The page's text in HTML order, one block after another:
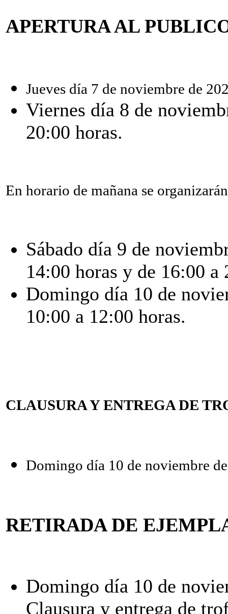
APERTURA AL
Jueves día 7 de noviembre de
Viernes día 8 de
20:00 horas.
En horario de mañana se
Sábado día 9 de
14:00 horas y de 16:00 a
Domingo día 10 de
10:00 a 12:00 horas.
CLAUSURA Y ENTREGA DE
Domingo día 10 de noviembre
RETIRADA DE
Domingo día 10 de
Clausura y entrega de